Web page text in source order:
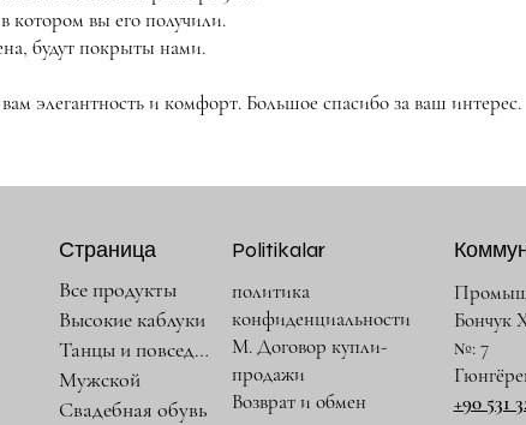
котором вы его получили.
будут покрыты нами.
элегантность и комфорт. Большое спасибо за ваш интерес.
Страница
Все продукты
Высокие каблуки
Танцы и повседневность
Мужской
Свадебная обувь
Politikalar
политика
конфиденциальности
М. Договор купли-
продажи
Возврат и обмен
Бончук
№: 7
+90 531